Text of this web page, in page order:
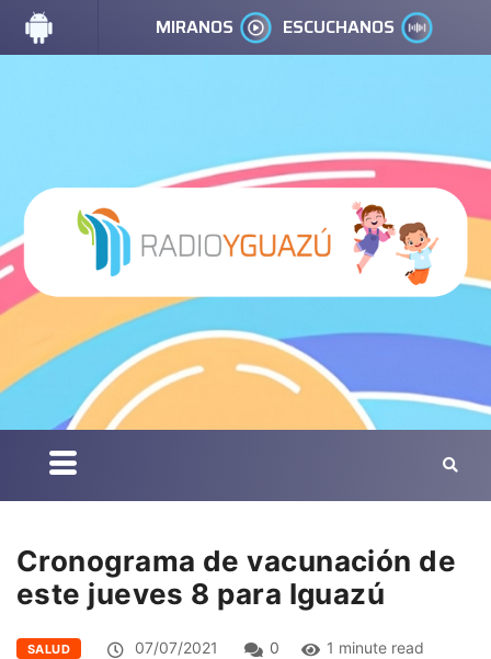
MIRANOS ESCUCHANOS
Cronograma de vacunación de
este jueves 8 para Iguazú
SALUD 07/07/2021 0 1 minute read